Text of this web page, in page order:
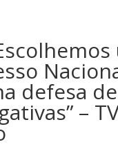
defesa
–